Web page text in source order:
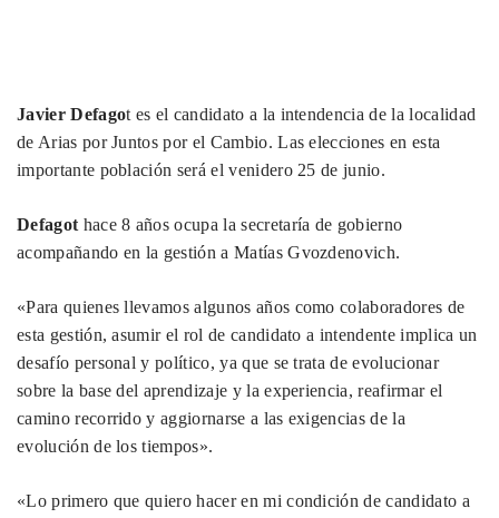
Javier Defagot es el candidato a la intendencia de la localidad
de Arias por Juntos por el Cambio. Las elecciones en esta
importante población será el venidero 25 de junio.
Defagot hace 8 años ocupa la secretaría de gobierno
acompañando en la gestión a Matías Gvozdenovich.
«Para quienes llevamos algunos años como colaboradores de
esta gestión, asumir el rol de candidato a intendente implica un
desafío personal y político, ya que se trata de evolucionar
sobre la base del aprendizaje y la experiencia, reafirmar el
camino recorrido y aggiornarse a las exigencias de la
evolución de los tiempos».
«Lo primero que quiero hacer en mi condición de candidato a